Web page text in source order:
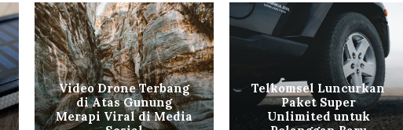
Video Drone Terbang
di Atas Gunung
Merapi Viral di Media
Telkomsel Luncurkan
Paket Super
Unlimited untuk